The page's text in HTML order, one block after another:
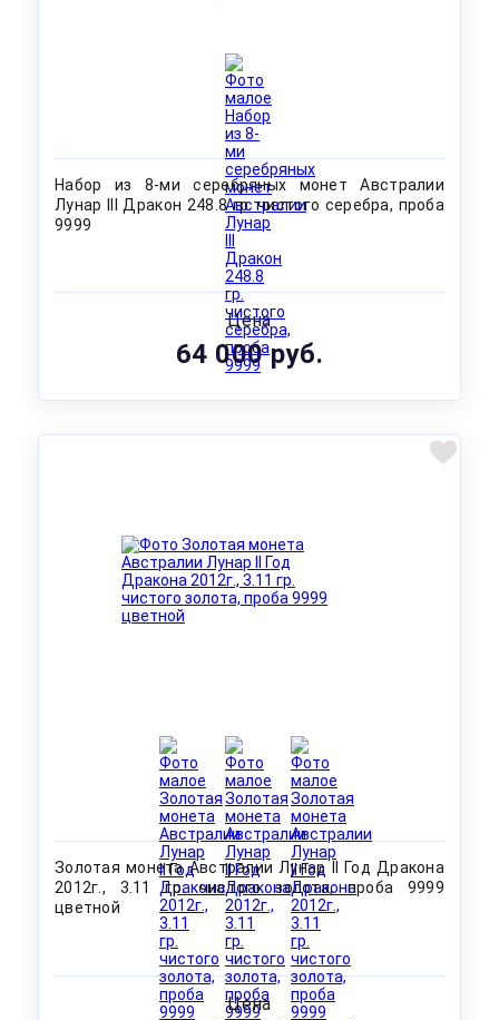
Набор из 8-ми серебряных монет Австралии
Лунар III Дракон 248.8 гр. чистого серебра, проба
9999
Цена
64 000 руб.
Золотая монета Австралии Лунар II Год Дракона
2012г., 3.11 гр. чистого золота, проба 9999
цветной
Цена